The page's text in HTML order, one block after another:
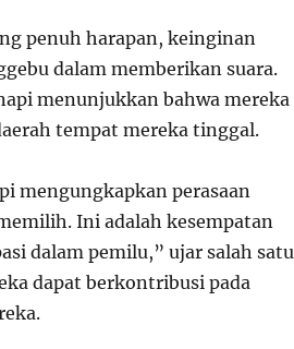
penuh harapan, keinginan
dalam memberikan suara.
menunjukkan bahwa mereka
tempat mereka tinggal.
mengungkapkan perasaan
Ini adalah kesempatan
dalam pemilu,” ujar salah satu
dapat berkontribusi pada